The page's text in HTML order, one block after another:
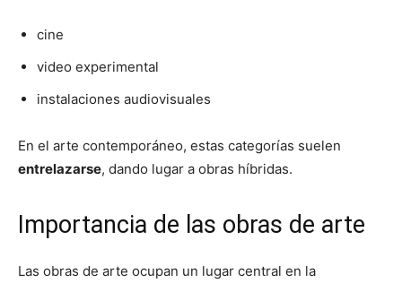
cine
video experimental
instalaciones audiovisuales
En el arte contemporáneo, estas categorías suelen
entrelazarse, dando lugar a obras híbridas.
Importancia de las obras de arte
Las obras de arte ocupan un lugar central en la